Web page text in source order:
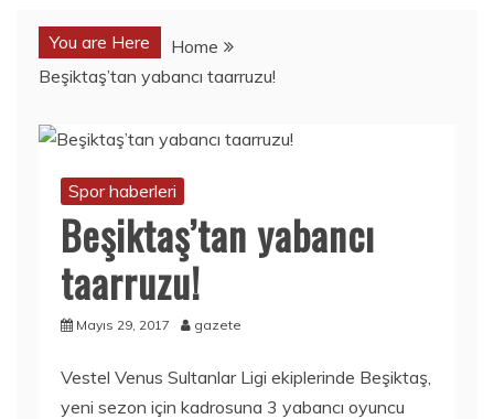
You are Here
Home
Beşiktaş’tan yabancı taarruzu!
Spor haberleri
Beşiktaş’tan yabancı
taarruzu!
Mayıs 29, 2017 gazete
Vestel Venus Sultanlar Ligi ekiplerinde Beşiktaş,
yeni sezon için kadrosuna 3 yabancı oyuncu